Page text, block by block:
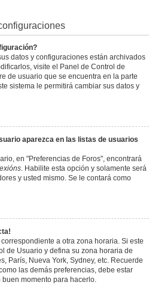
datos y configuraciones están archivados
visite el Panel de Control de
de usuario que se encuentra en la parte
sistema le permitirá cambiar sus datos y
aparezca en las listas de usuarios
en "Preferencias de Foros", encontrará
. Habilite esta opción y solamente será
y usted mismo. Se le contará como
a otra zona horaria. Si este
de Usuario y defina su zona horaria de
París, Nueva York, Sydney, etc. Recuerde
las demás preferencias, debe estar
momento para hacerlo.